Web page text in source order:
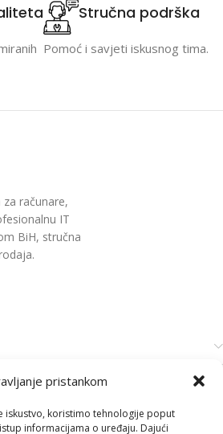
pristankom
iskustvo, koristimo tehnologije poput
informacijama o uređaju. Dajući
Stručna podrška
Pomoć i savjeti iskusnog tima.
za računare,
IT
BiH, stručna